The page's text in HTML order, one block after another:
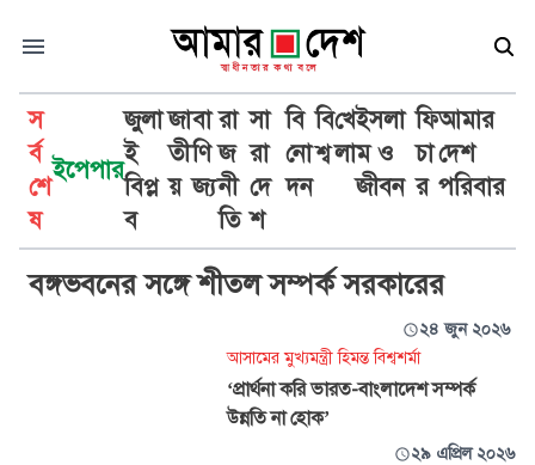
স
র্ব
শে
ষ
ইপেপার
জুলা
ই
বিপ্ল
ব
জা
তী
য়
বা
ণি
জ্য
রা
জ
নী
তি
সা
রা
দে
শ
বি
নো
দন
বি
শ্ব
খে
লা
ইসলা
ম ও
জীবন
ফি
চা
র
আমার
দেশ
পরিবার
সম্পর্ক
বঙ্গভবনের সঙ্গে শীতল সম্পর্ক সরকারের
২৪ জুন ২০২৬
আসামের মুখ্যমন্ত্রী হিমন্ত বিশ্বশর্মা
‘প্রার্থনা করি ভারত-বাংলাদেশ সম্পর্ক
উন্নতি না হোক’
২৯ এপ্রিল ২০২৬